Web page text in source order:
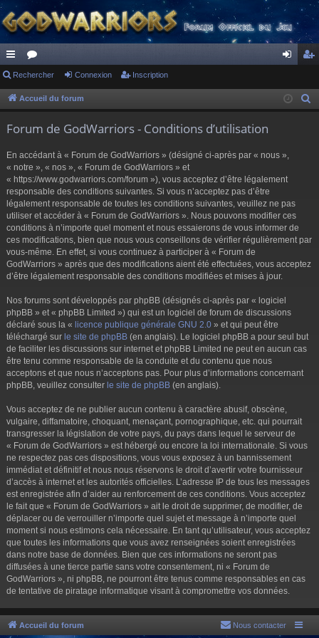
ac
co
s
or
u ne cri
Rechercher Connexion Inscription
Accueil du forum
Forum de GodWarriors - Conditions d’utilisation
En accédant à « Forum de GodWarriors » (désigné ci-après par « nous »,
« notre », « nos », « Forum de GodWarriors » et
« https://www.godwarriors.com/forum »), vous acceptez d’être légalement
responsable des conditions suivantes. Si vous n’acceptez pas d’être
légalement responsable de toutes les conditions suivantes, veuillez ne pas
utiliser et accéder à « Forum de GodWarriors ». Nous pouvons modifier ces
conditions à n’importe quel moment et nous essaierons de vous informer de
ces modifications, bien que nous vous conseillons de vérifier régulièrement par
vous-même. En effet, si vous continuez à participer à « Forum de
GodWarriors » après que des modifications aient été effectuées, vous acceptez
d’être légalement responsable des conditions modifiées et mises à jour.
Nos forums sont développés par phpBB (désignés ci-après par « logiciel
phpBB » et « phpBB Limited ») qui est un logiciel de forum de discussions
déclaré sous la « licence publique générale GNU 2.0 » et qui peut être
téléchargé sur le site de phpBB (en anglais). Le logiciel phpBB a pour seul but
de faciliter les discussions sur internet et phpBB Limited ne peut en aucun cas
être tenu comme responsable de la conduite et du contenu que nous
acceptons et que nous n’acceptons pas. Pour plus d’informations concernant
phpBB, veuillez consulter le site de phpBB (en anglais).
Vous acceptez de ne publier aucun contenu à caractère abusif, obscène,
vulgaire, diffamatoire, choquant, menaçant, pornographique, etc. qui pourrait
transgresser la législation de votre pays, du pays dans lequel le serveur de
« Forum de GodWarriors » est hébergé ou encore la loi internationale. Si vous
ne respectez pas ces dispositions, vous vous exposez à un bannissement
immédiat et définitif et nous nous réservons le droit d’avertir votre fournisseur
d’accès à internet et les autorités officielles. L’adresse IP de tous les messages
est enregistrée afin d’aider au renforcement de ces conditions. Vous acceptez
le fait que « Forum de GodWarriors » ait le droit de supprimer, de modifier, de
déplacer ou de verrouiller n’importe quel sujet et message à n’importe quel
moment si nous estimons cela nécessaire. En tant qu’utilisateur, vous acceptez
que toutes les informations que vous avez renseignées soient enregistrées
dans notre base de données. Bien que ces informations ne seront pas
diffusées à une tierce partie sans votre consentement, ni « Forum de
GodWarriors », ni phpBB, ne pourront être tenus comme responsables en cas
de tentative de piratage informatique visant à compromettre vos données.
Accueil du forum Nous contacter